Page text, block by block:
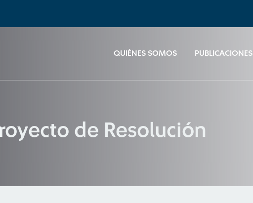
QUIÉNES SOMOS PUBLICACIONES
de Resolución